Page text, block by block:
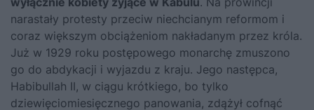
narastały protesty przeciw niechcianym reformom i
coraz większym obciążeniom nakładanym przez króla.
Już w 1929 roku postępowego monarchę zmuszono
go do abdykacji i wyjazdu z kraju. Jego następca,
Habibullah II, w ciągu krótkiego, bo tylko
dziewięciomiesięcznego panowania, zdążył cofnąć